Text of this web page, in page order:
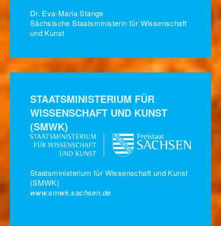
Dr. Eva-Maria Stange
Sächsische Staatsministerin für Wissenschaft
und Kunst
STAATSMINISTERIUM FÜR
WISSENSCHAFT UND KUNST
(SMWK)
Staatsministerium für Wissenschaft und Kunst
(SMWK)
www.smwk.sachsen.de